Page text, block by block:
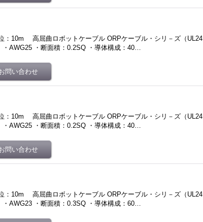
10m 高屈曲ロボットケーブル ORPケーブル・シリ－ズ（UL24
AWG25 ・断面積：0.2SQ ・導体構成：40…
10m 高屈曲ロボットケーブル ORPケーブル・シリ－ズ（UL24
AWG25 ・断面積：0.2SQ ・導体構成：40…
10m 高屈曲ロボットケーブル ORPケーブル・シリ－ズ（UL24
AWG23 ・断面積：0.3SQ ・導体構成：60…